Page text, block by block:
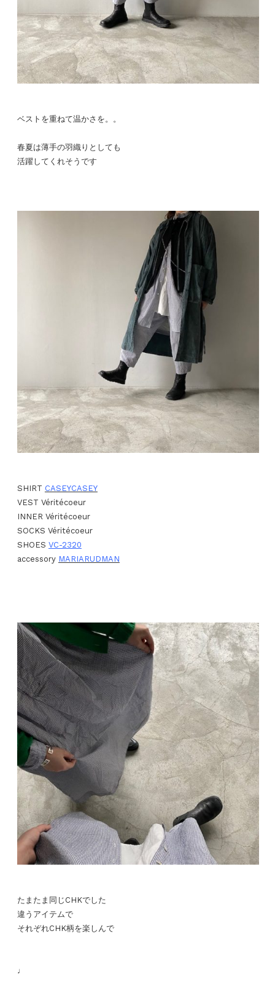
ベストを重ねて温かさを。。
春夏は薄手の羽織りとしても
活躍してくれそうです
SHIRT CASEYCASEY
VEST Véritécoeur
INNER Véritécoeur
SOCKS Véritécoeur
SHOES VC-2320
accessory MARIARUDMAN
たまたま同じCHKでした
違うアイテムで
それぞれCHK柄を楽しんで
♩